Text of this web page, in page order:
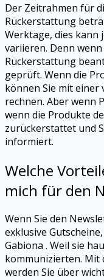
Der Zeitrahmen für
Rückerstattung
Werktage, dies kann
variieren. Denn wenn
Rückerstattung
geprüft. Wenn die
können Sie mit
rechnen. Aber wenn
wenn die Produkte
zurückerstattet und
informiert.
Welche
mich für den
Wenn Sie den
exklusive
Gabiona . Weil sie
kommunizierten. Mit
werden Sie über